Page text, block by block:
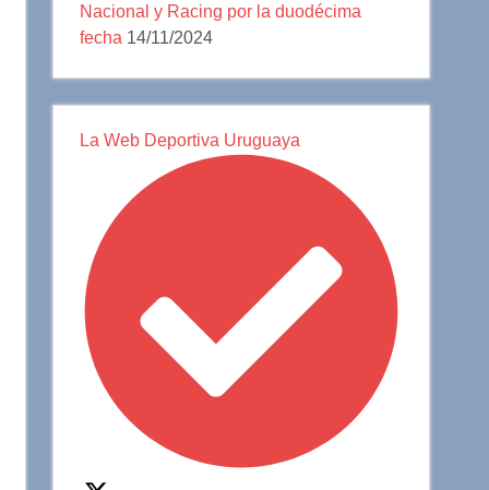
Nacional y Racing por la duodécima
fecha 14/11/2024
La Web Deportiva Uruguaya